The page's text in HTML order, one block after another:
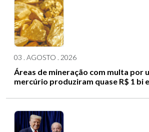
03 . AGOSTO . 2026
Áreas de mineração com multa por
mercúrio produziram quase R$ 1 bi